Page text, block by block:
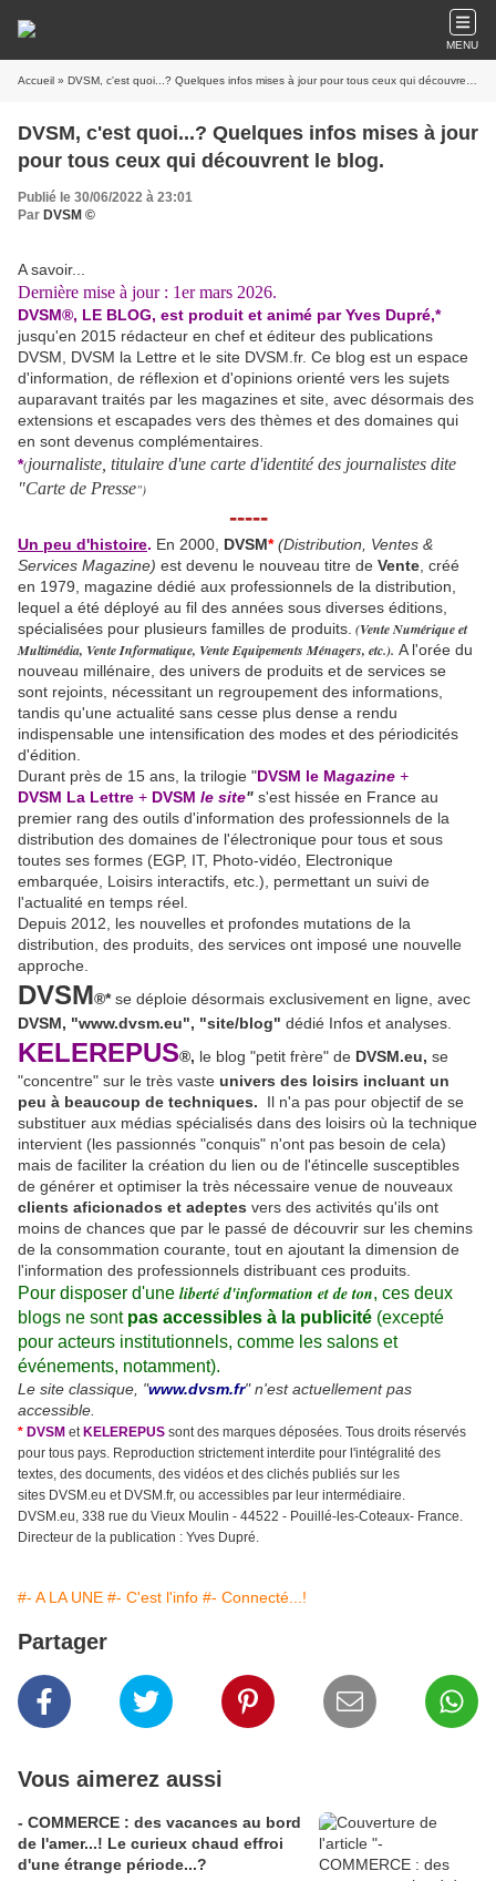
MENU
Accueil » DVSM, c'est quoi...? Quelques infos mises à jour pour tous ceux qui découvrent le blog.
DVSM, c'est quoi...? Quelques infos mises à jour
pour tous ceux qui découvrent le blog.
Publié le 30/06/2022 à 23:01
Par DVSM ©
A savoir...
Dernière mise à jour : 1er mars 2026.
DVSM®, LE BLOG, est produit et animé par Yves Dupré,*
jusqu'en 2015 rédacteur en chef et éditeur des publications
DVSM, DVSM la Lettre et le site DVSM.fr. Ce blog est un espace
d'information, de réflexion et d'opinions orienté vers les sujets
auparavant traités par les magazines et site, avec désormais des
extensions et escapades vers des thèmes et des domaines qui
en sont devenus complémentaires.
*(journaliste, titulaire d'une carte d'identité des journalistes dite
"Carte de Presse")
-----
Un peu d'histoire. En 2000, DVSM* (Distribution, Ventes &
Services Magazine) est devenu le nouveau titre de Vente , créé
en 1979, magazine dédié aux professionnels de la distribution,
lequel a été déployé au fil des années sous diverses éditions,
spécialisées pour plusieurs familles de produits. (Vente Numérique et
Multimédia, Vente Informatique, Vente Equipements Ménagers, etc.). A l'orée du
nouveau millénaire, des univers de produits et de services se
sont rejoints, nécessitant un regroupement des informations,
tandis qu'une actualité sans cesse plus dense a rendu
indispensable une intensification des modes et des périodicités
d'édition.
Durant près de 15 ans, la trilogie "DVSM le Magazine +
DVSM La Lettre + DVSM le site" s'est hissée en France au
premier rang des outils d'information des professionnels de la
distribution des domaines de l'électronique pour tous et sous
toutes ses formes (EGP, IT, Photo-vidéo, Electronique
embarquée, Loisirs interactifs, etc.), permettant un suivi de
l'actualité en temps réel.
Depuis 2012, les nouvelles et profondes mutations de la
distribution, des produits, des services ont imposé une nouvelle
approche.
DVSM®*se déploie désormais exclusivement en ligne, avec
DVSM, "www.dvsm.eu", "site/blog" dédié Infos et analyses.
KELEREPUS®, le blog "petit frère" de DVSM.eu, se
"concentre" sur le très vaste univers des loisirs incluant un
peu à beaucoup de techniques. Il n'a pas pour objectif de se
substituer aux médias spécialisés dans des loisirs où la technique
intervient (les passionnés "conquis" n'ont pas besoin de cela)
mais de faciliter la création du lien ou de l'étincelle susceptibles
de générer et optimiser la très nécessaire venue de nouveaux
clients aficionados et adeptes vers des activités qu'ils ont
moins de chances que par le passé de découvrir sur les chemins
de la consommation courante, tout en ajoutant la dimension de
l'information des professionnels distribuant ces produits.
Pour disposer d'une liberté d'information et de ton, ces deux
blogs ne sont pas accessibles à la publicité (excepté
pour acteurs institutionnels, comme les salons et
événements, notamment).
Le site classique, "www.dvsm.fr" n'est actuellement pas
accessible.
* DVSM et KELEREPUS sont des marques déposées. Tous droits réservés
pour tous pays. Reproduction strictement interdite pour l'intégralité des
textes, des documents, des vidéos et des clichés publiés sur les
sites DVSM.eu et DVSM.fr, ou accessibles par leur intermédiaire.
DVSM.eu, 338 rue du Vieux Moulin - 44522 - Pouillé-les-Coteaux- France.
Directeur de la publication : Yves Dupré.
#- A LA UNE #- C'est l'info #- Connecté...!
Partager
Vous aimerez aussi
- COMMERCE : des vacances au bord
de l'amer...! Le curieux chaud effroi
d'une étrange période...?